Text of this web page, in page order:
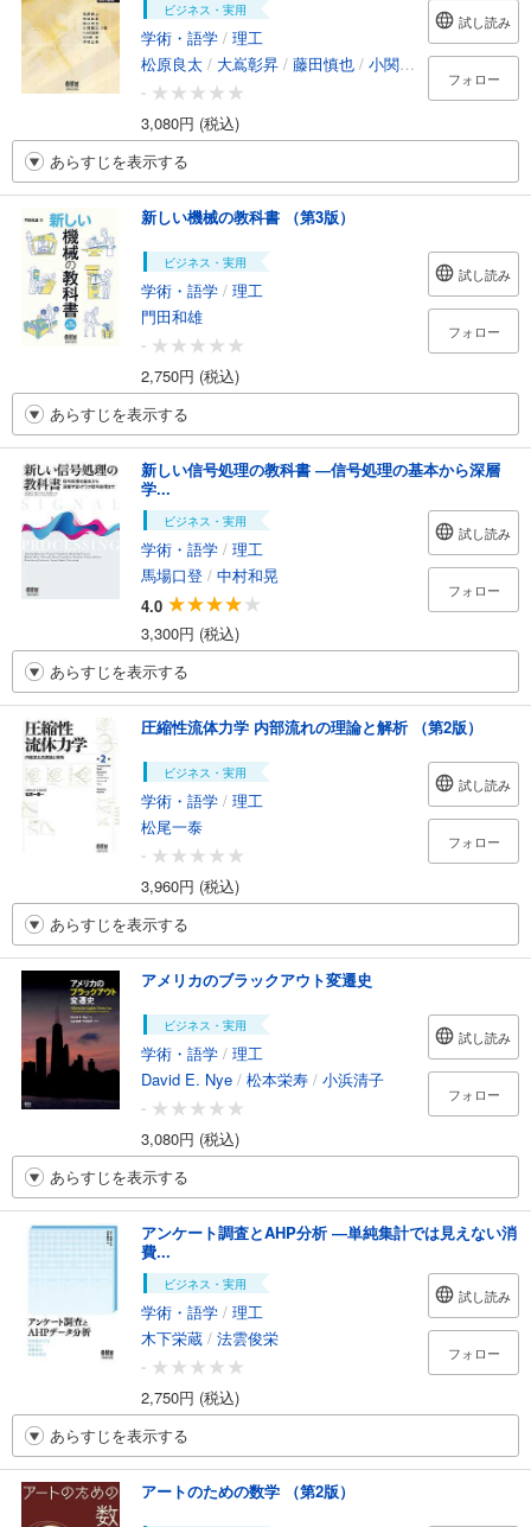
ビジネス・実用
学術・語学 / 理工
松原良太 / 大嶌彰昇 / 藤田慎也 / 小関健太 /中上川友樹
-
3,080円 (税込)
試し読み
フォロー
あらすじを表示する
新しい機械の教科書 （第3版）
ビジネス・実用
学術・語学 / 理工
門田和雄
-
2,750円 (税込)
試し読み
フォロー
あらすじを表示する
新しい信号処理の教科書 ―信号処理の基本から深層
学...
ビジネス・実用
学術・語学 / 理工
馬場口登 / 中村和晃
4.0
3,300円 (税込)
試し読み
フォロー
あらすじを表示する
圧縮性流体力学 内部流れの理論と解析 （第2版）
ビジネス・実用
学術・語学 / 理工
松尾一泰
-
3,960円 (税込)
試し読み
フォロー
あらすじを表示する
アメリカのブラックアウト変遷史
ビジネス・実用
学術・語学 / 理工
David E. Nye / 松本栄寿 / 小浜清子
-
3,080円 (税込)
試し読み
フォロー
あらすじを表示する
アンケート調査とAHP分析 ―単純集計では見えない消
費...
ビジネス・実用
学術・語学 / 理工
木下栄蔵 / 法雲俊栄
-
2,750円 (税込)
試し読み
フォロー
あらすじを表示する
アートのための数学 （第2版）